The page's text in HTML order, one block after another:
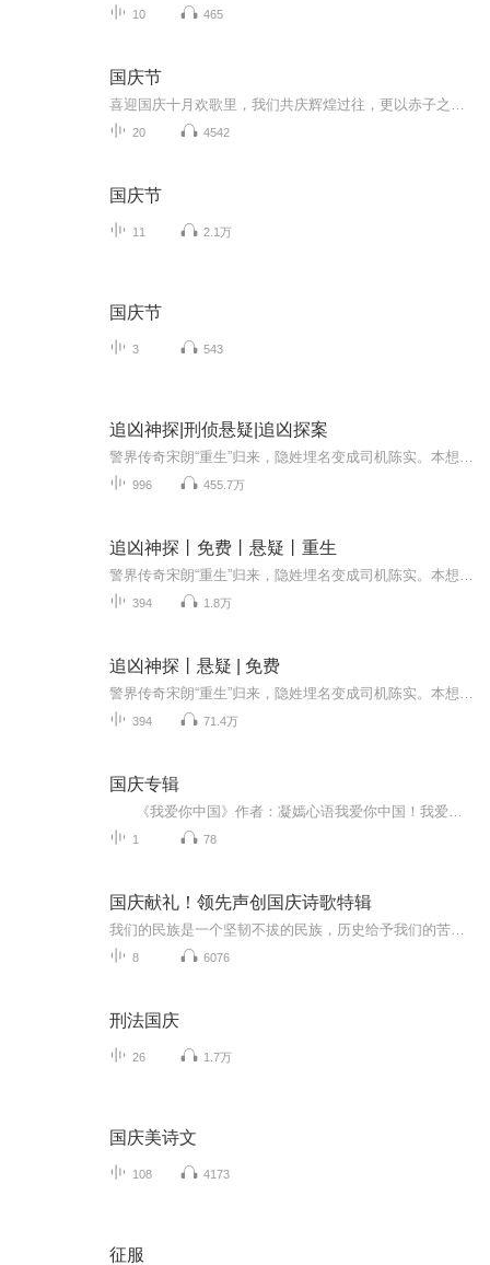
10 465
国庆节
20 4542
国庆节
11 2.1万
国庆节
3 543
追凶神探|刑侦悬疑|追凶探案
996 455.7万
追凶神探丨免费丨悬疑丨重生
394 1.8万
追凶神探丨悬疑 | 免费
394 71.4万
国庆专辑
1 78
国庆献礼！领先声创国庆诗歌特辑
8 6076
刑法国庆
26 1.7万
国庆美诗文
108 4173
征服